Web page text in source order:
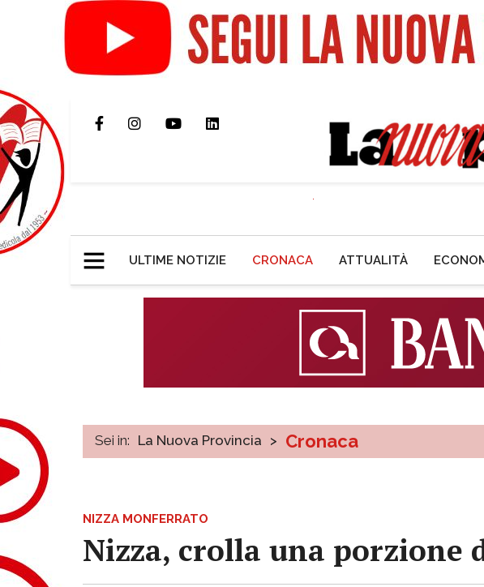
ULTIME NOTIZIE CRONACA ATTUALITÀ
Sei in: La Nuova Provincia > Cronaca
NIZZA MONFERRATO
Nizza, crolla una porzione